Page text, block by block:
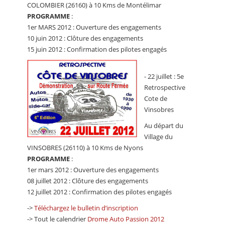
COLOMBIER (26160) à 10 Kms de Montélimar
PROGRAMME :
1er MARS 2012 : Ouverture des engagements
10 juin 2012 : Clôture des engagements
15 juin 2012 : Confirmation des pilotes engagés
- 22 juillet : 5e
Retrospective
Cote de
Vinsobres
Au départ du
Village du
VINSOBRES (26110) à 10 Kms de Nyons
PROGRAMME :
1er mars 2012 : Ouverture des engagements
08 juillet 2012 : Clôture des engagements
12 juillet 2012 : Confirmation des pilotes engagés
->Téléchargez le bulletin d’inscription
-> Tout le calendrier Drome Auto Passion 2012